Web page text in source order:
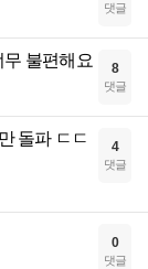
댓글
무 불편해요 8
댓글
돌파 ㄷㄷ
4
댓글
0
댓글